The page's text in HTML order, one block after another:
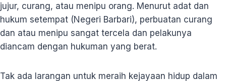
jujur, curang, atau menipu orang. Menurut adat dan
hukum setempat (Negeri Barbari), perbuatan curang
dan atau menipu sangat tercela dan pelakunya
diancam dengan hukuman yang berat.
Tak ada larangan untuk meraih kejayaan hidup dalam